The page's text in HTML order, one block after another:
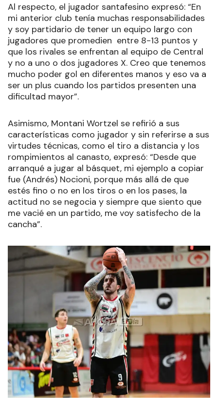
Al respecto, el jugador santafesino expresó: “En
mi anterior club tenía muchas responsabilidades
y soy partidario de tener un equipo largo con
jugadores que promedien entre 8-13 puntos y
que los rivales se enfrentan al equipo de Central
y no a uno o dos jugadores X. Creo que tenemos
mucho poder gol en diferentes manos y eso va a
ser un plus cuando los partidos presenten una
dificultad mayor”.
Asimismo, Montani Wortzel se refirió a sus
características como jugador y sin referirse a sus
virtudes técnicas, como el tiro a distancia y los
rompimientos al canasto, expresó: “Desde que
arranqué a jugar al básquet, mi ejemplo a copiar
fue (Andrés) Nocioni, porque más allá de que
estés fino o no en los tiros o en los pases, la
actitud no se negocia y siempre que siento que
me vacié en un partido, me voy satisfecho de la
cancha”.